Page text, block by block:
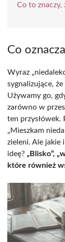
Co to znaczy,
Co
Wyraz
sygnalizujące,
Używamy go,
zarówno w
ten przysłówek.
„Mieszkam
zieleni. Ale jakie
ideę? „Blisko”,
które również